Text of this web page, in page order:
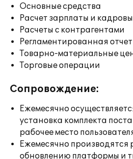
Основные средства
Расчет зарплаты и
Расчеты с контрагентами
Регламентированная
Товарно-материальные
Торговые операции
Сопровождение:
Ежемесячно
установка комплекта
рабочее место
Ежемесячно производятся
обновлению платформы и